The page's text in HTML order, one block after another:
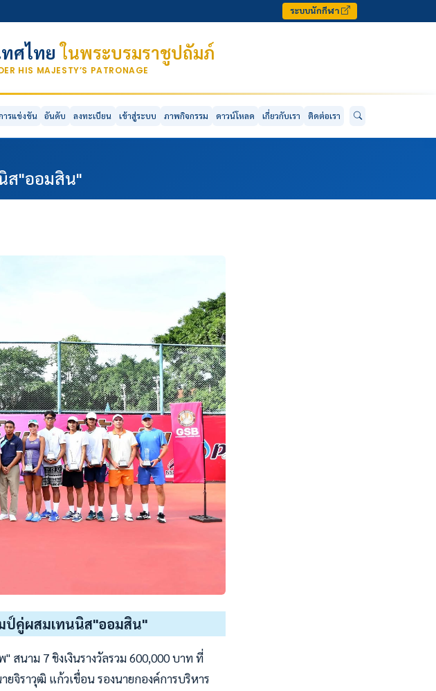
ระบบนักกีฬา
ทศไทยในพระบรมราชูปถัมภ์
HIS MAJESTY’S PATRONAGE
ารแข่งขัน อันดับ ลงทะเบียน เข้าสู่ระบบ ภาพกิจกรรม ดาวน์โหลด เกี่ยวกับเรา ติดต่อเรา
ส"ออมสิน"
ป์คู่ผสมเทนนิส"ออมสิน"
นาม 7 ชิงเงินรางวัลรวม 600,000 บาท ที่
ยจิราวุฒิ แก้วเขื่อน รองนายกองค์การบริหาร